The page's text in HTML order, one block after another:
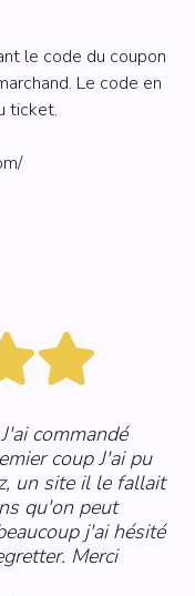
le code du coupon
Le code en
ticket.
commandé
coup J'ai pu
un site il le fallait
qu'on peut
j'ai hésité
Merci